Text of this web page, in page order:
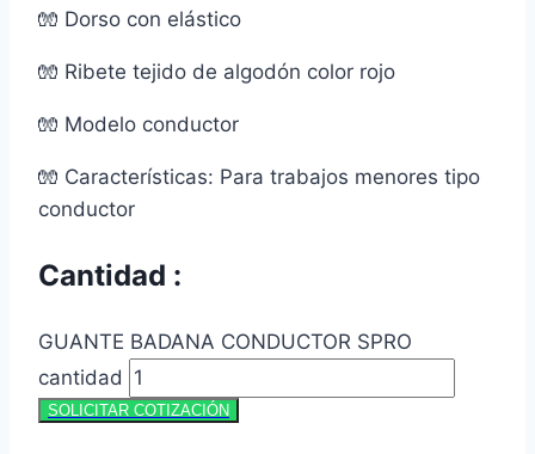
🧤 Dorso con elástico
🧤 Ribete tejido de algodón color rojo
🧤 Modelo conductor
🧤 Características: Para trabajos menores tipo
conductor
Cantidad :
SOLICITAR COTIZACIÓN
GUANTE BADANA CONDUCTOR SPRO
cantidad